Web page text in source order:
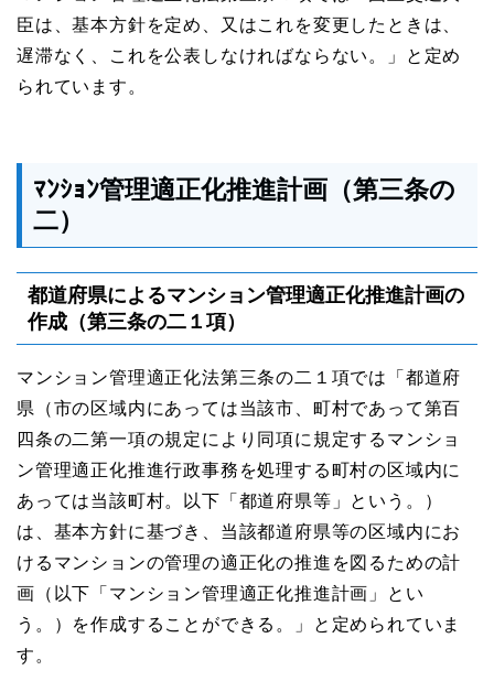
⾂は、基本⽅針を定め、⼜はこれを変更したときは、
遅滞なく、これを公表しなければならない。」と定め
られています。
ﾏﾝｼｮﾝ管理適正化推進計画（第三条の
二）
都道府県によるマンション管理適正化推進計画の
作成（第三条の二１項）
マンション管理適正化法第三条の二１項では「都道府
県（市の区域内にあっては当該市、町村であって第百
四条の⼆第⼀項の規定により同項に規定するマンショ
ン管理適正化推進⾏政事務を処理する町村の区域内に
あっては当該町村。以下「都道府県等」という。）
は、基本⽅針に基づき、当該都道府県等の区域内にお
けるマンションの管理の適正化の推進を図るための計
画（以下「マンション管理適正化推進計画」とい
う。）を作成することができる。」と定められていま
す。